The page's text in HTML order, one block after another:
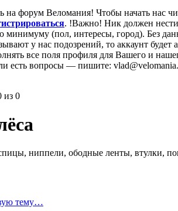
на форум Веломания! Чтобы начать нас
. !Важно! Ник должен
минимуму (пол, интересы, город). Без
у нас подозрений, то аккаунт
все поля профиля для Вашего и
есть вопросы — пишите:
из 0
ниппели, ободные ленты, втулки,
тему…